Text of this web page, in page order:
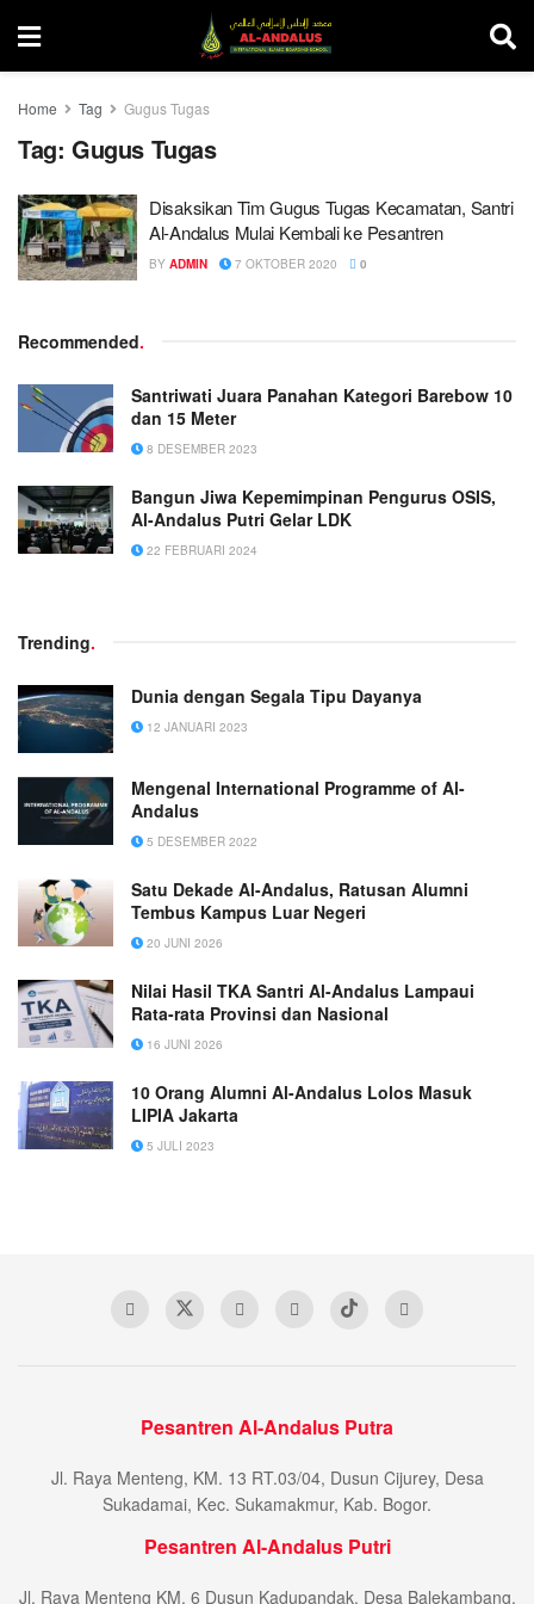
Home Tag Gugus Tugas
Tag: Gugus Tugas
Disaksikan Tim Gugus Tugas Kecamatan, Santri
Al-Andalus Mulai Kembali ke Pesantren
BY ADMIN 7 OKTOBER 2020 0
Recommended.
Santriwati Juara Panahan Kategori Barebow 10
dan 15 Meter
8 DESEMBER 2023
Bangun Jiwa Kepemimpinan Pengurus OSIS,
Al-Andalus Putri Gelar LDK
22 FEBRUARI 2024
Trending.
Dunia dengan Segala Tipu Dayanya
12 JANUARI 2023
Mengenal International Programme of Al-
Andalus
5 DESEMBER 2022
Satu Dekade Al-Andalus, Ratusan Alumni
Tembus Kampus Luar Negeri
20 JUNI 2026
Nilai Hasil TKA Santri Al-Andalus Lampaui
Rata-rata Provinsi dan Nasional
16 JUNI 2026
10 Orang Alumni Al-Andalus Lolos Masuk
LIPIA Jakarta
5 JULI 2023
Pesantren Al-Andalus Putra
Jl. Raya Menteng, KM. 13 RT.03/04, Dusun Cijurey, Desa
Sukadamai, Kec. Sukamakmur, Kab. Bogor.
Pesantren Al-Andalus Putri
Jl. Raya Menteng KM. 6 Dusun Kadupandak, Desa Balekambang,